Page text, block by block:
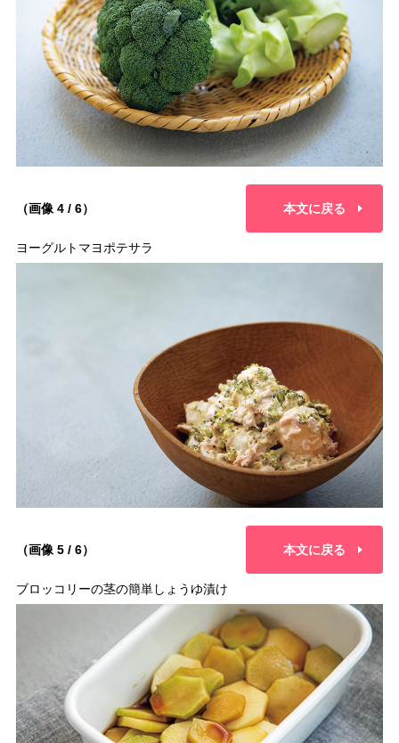
（画像 4 / 6） 本文に戻る
ヨーグルトマヨポテサラ
（画像 5 / 6） 本文に戻る
ブロッコリーの茎の簡単しょうゆ漬け